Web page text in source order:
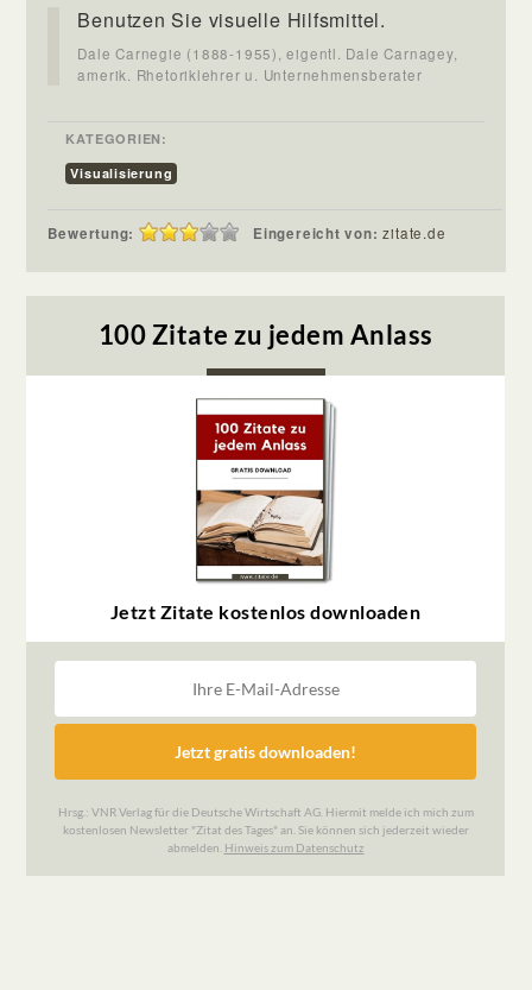
Benutzen Sie visuelle Hilfsmittel.
Dale Carnegie (1888-1955), eigentl. Dale Carnagey,
amerik. Rhetoriklehrer u. Unternehmensberater
KATEGORIEN:
Visualisierung
Bewertung: Eingereicht von:zitate.de